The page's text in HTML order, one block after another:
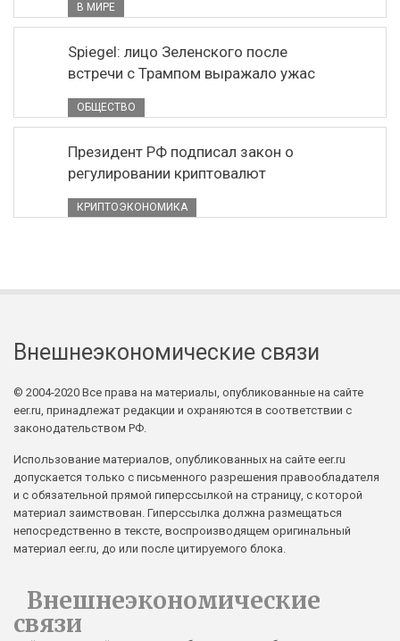
В МИРЕ
Spiegel: лицо Зеленского после
встречи с Трампом выражало ужас
ОБЩЕСТВО
Президент РФ подписал закон о
регулировании криптовалют
КРИПТОЭКОНОМИКА
Внешнеэкономические связи
© 2004-2020 Все права на материалы, опубликованные на сайте
eer.ru, принадлежат редакции и охраняются в соответствии с
законодательством РФ.
Использование материалов, опубликованных на сайте eer.ru
допускается только с письменного разрешения правообладателя
и с обязательной прямой гиперссылкой на страницу, с которой
материал заимствован. Гиперссылка должна размещаться
непосредственно в тексте, воспроизводящем оригинальный
материал eer.ru, до или после цитируемого блока.
Внешнеэкономические
связи